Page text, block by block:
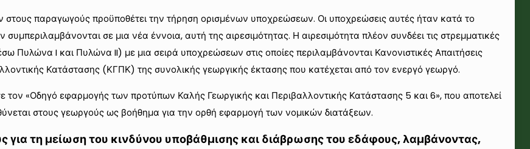
παραγωγούς προϋποθέτει την τήρηση ορισμένων υποχρεώσεων. Οι υποχρεώσεις αυτές ήταν κατά το
σε μια νέα έννοια, αυτή της αιρεσιμότητας. Η αιρεσιμότητα πλέον συνδέει τις στρεμματικές
Πυλώνα I και Πυλώνα II) με μια σειρά υποχρεώσεων στις οποίες περιλαμβάνονται Κανονιστικές Απαιτήσεις
Κατάστασης (ΚΓΠΚ) της συνολικής γεωργικής έκτασης που κατέχεται από τον ενεργό γεωργό.
τον «Οδηγό εφαρμογής των προτύπων Καλής Γεωργικής και Περιβαλλοντικής Κατάστασης 5 και 6», που αποτελεί
στους γεωργούς ως βοήθημα για την ορθή εφαρμογή των νομικών διατάξεων.
για τη μείωση του κινδύνου υποβάθμισης και διάβρωσης του εδάφους, λαμβάνοντας,